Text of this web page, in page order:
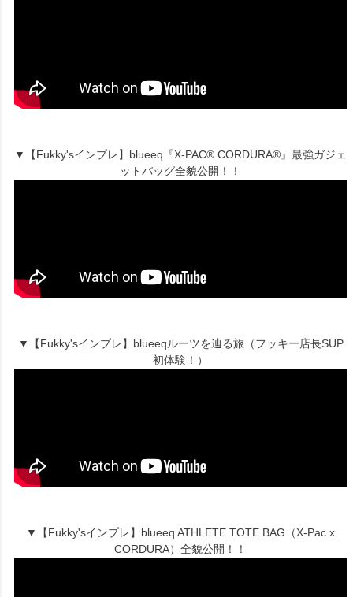
▼【Fukky'sインプレ】blueeq『X-PAC® CORDURA®』最強ガジェ
ットバッグ全貌公開！！
▼【Fukky'sインプレ】blueeqルーツを辿る旅（フッキー店長SUP
初体験！）
▼【Fukky'sインプレ】blueeq ATHLETE TOTE BAG（X-Pac x
CORDURA）全貌公開！！